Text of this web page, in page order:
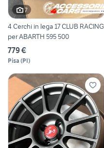
7
4 Cerchi in lega 17 CLUB RACING
per ABARTH 595 500
779 €
Pisa (PI)